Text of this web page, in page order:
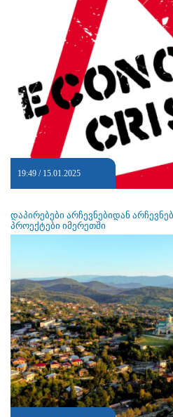
19:49 / 15.01.2025
დაპირებები არჩევნებიდან
პროექტები იმერეთში